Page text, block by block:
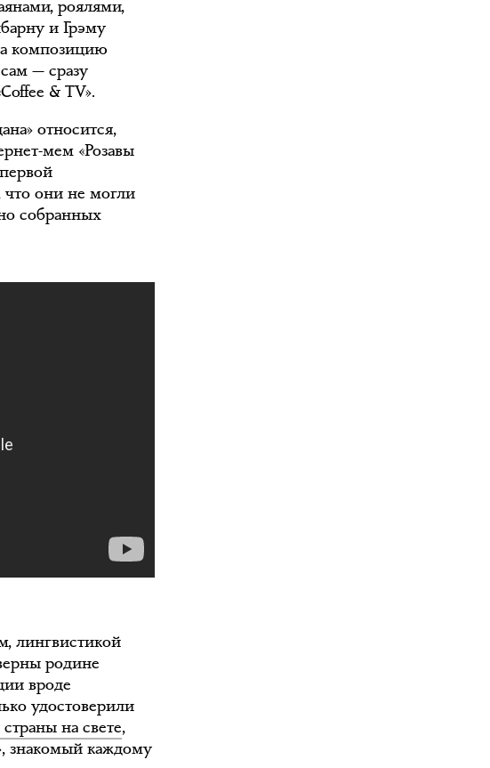
роялями,
и Грэму
композицию
— сразу
& TV».
относится,
мем «Розавы
что они не могли
собранных
лингвистикой
родине
вроде
удостоверили
на свете,
знакомый каждому